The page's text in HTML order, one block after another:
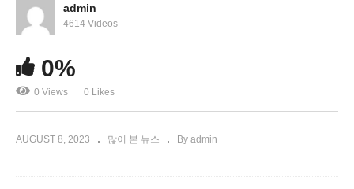
미국 기준금리 올해 더 이상 인상 없이 동결 시사
admin
4614 Videos
0%
0 Views 0 Likes
AUGUST 8, 2023 많이 본 뉴스 By admin